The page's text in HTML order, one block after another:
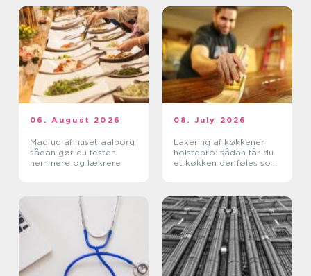
06. August 2026
Mad ud af huset aalborg
sådan gør du festen
nemmere og lækrere
08. July 2026
Lakering af køkkener
holstebro: sådan får du
et køkken der føles som